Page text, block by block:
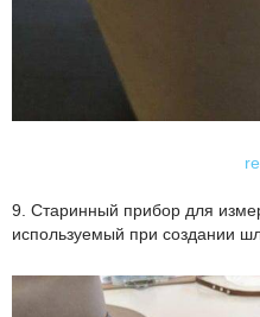
9. Старинный прибор для
используемый при создании